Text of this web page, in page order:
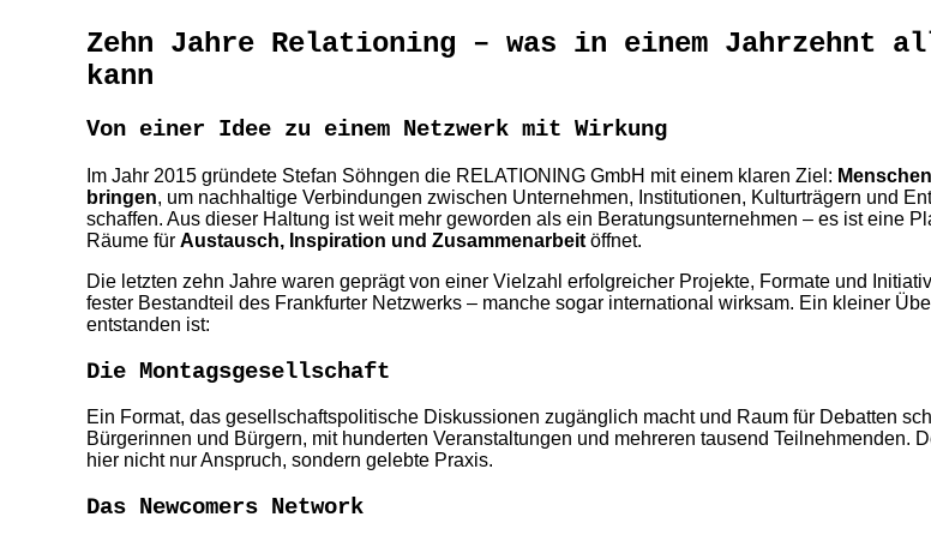
Zehn Jahre Relationing – was in einem Jahrzehnt
kann
Von einer Idee zu einem Netzwerk mit Wirkung
Im Jahr 2015 gründete Stefan Söhngen die RELATIONING GmbH mit einem klaren Ziel:
bringen, um nachhaltige Verbindungen zwischen Unternehmen, Institutionen, Kulturträgern und
schaffen. Aus dieser Haltung ist weit mehr geworden als ein Beratungsunternehmen – es ist eine
Räume für Austausch, Inspiration und Zusammenarbeit öffnet.
Die letzten zehn Jahre waren geprägt von einer Vielzahl erfolgreicher Projekte, Formate und
fester Bestandteil des Frankfurter Netzwerks – manche sogar international wirksam. Ein kleiner
entstanden ist:
Die Montagsgesellschaft
Ein Format, das gesellschaftspolitische Diskussionen zugänglich macht und Raum für Debatten
Bürgerinnen und Bürgern, mit hunderten Veranstaltungen und mehreren tausend Teilnehmenden.
hier nicht nur Anspruch, sondern gelebte Praxis.
Das Newcomers Network